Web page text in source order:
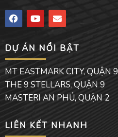
F
a
c
b
o
o
k
Y
o
u
u
b
e
E
n
v
o
p
e
DỰ ÁN NỔI BẬT
MT EASTMARK CITY, QUẬN 9
THE 9 STELLARS, QUẬN 9
MASTERI AN PHÚ, QUẬN 2
LIÊN KẾT NHANH